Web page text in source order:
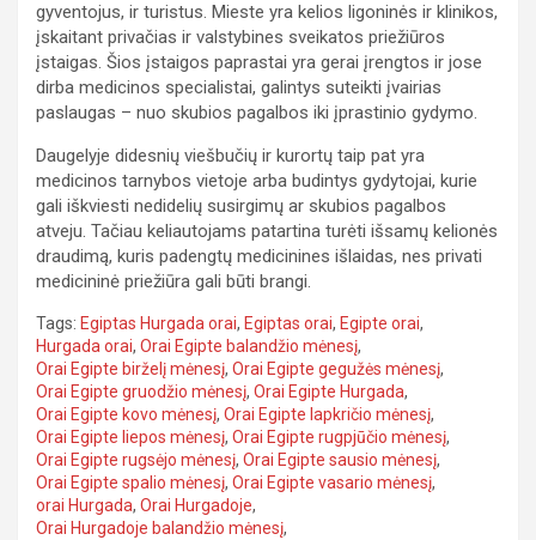
gyventojus, ir turistus. Mieste yra kelios ligoninės ir klinikos,
įskaitant privačias ir valstybines sveikatos priežiūros
įstaigas. Šios įstaigos paprastai yra gerai įrengtos ir jose
dirba medicinos specialistai, galintys suteikti įvairias
paslaugas – nuo skubios pagalbos iki įprastinio gydymo.
Daugelyje didesnių viešbučių ir kurortų taip pat yra
medicinos tarnybos vietoje arba budintys gydytojai, kurie
gali iškviesti nedidelių susirgimų ar skubios pagalbos
atveju. Tačiau keliautojams patartina turėti išsamų kelionės
draudimą, kuris padengtų medicinines išlaidas, nes privati
medicininė priežiūra gali būti brangi.
Tags: Egiptas Hurgada orai, Egiptas orai, Egipte orai,
Hurgada orai, Orai Egipte balandžio mėnesį,
Orai Egipte birželį mėnesį, Orai Egipte gegužės mėnesį,
Orai Egipte gruodžio mėnesį, Orai Egipte Hurgada,
Orai Egipte kovo mėnesį, Orai Egipte lapkričio mėnesį,
Orai Egipte liepos mėnesį, Orai Egipte rugpjūčio mėnesį,
Orai Egipte rugsėjo mėnesį, Orai Egipte sausio mėnesį,
Orai Egipte spalio mėnesį, Orai Egipte vasario mėnesį,
orai Hurgada, Orai Hurgadoje,
Orai Hurgadoje balandžio mėnesį,